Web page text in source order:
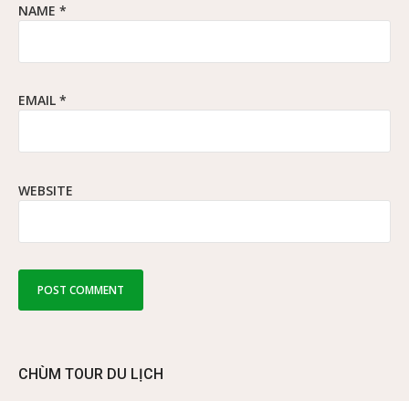
NAME *
EMAIL *
WEBSITE
CHÙM TOUR DU LỊCH